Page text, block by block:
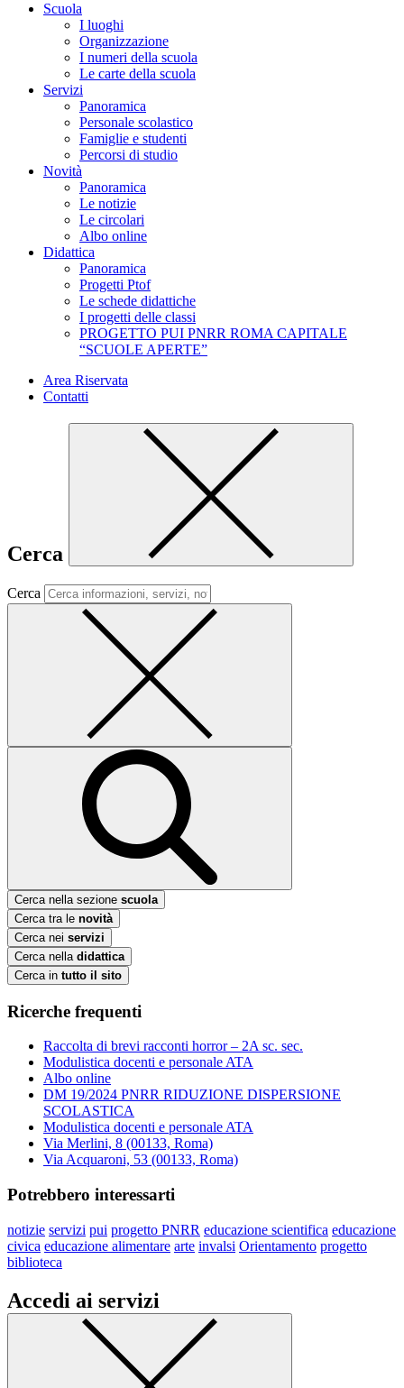
Scuola
I luoghi
Organizzazione
I numeri della scuola
Le carte della scuola
Servizi
Panoramica
Personale scolastico
Famiglie e studenti
Percorsi di studio
Novità
Panoramica
Le notizie
Le circolari
Albo online
Didattica
Panoramica
Progetti Ptof
Le schede didattiche
I progetti delle classi
PROGETTO PUI PNRR ROMA CAPITALE
“SCUOLE APERTE”
Area Riservata
Contatti
Cerca
Cerca
Cerca nella sezione scuola
Cerca tra le novità
Cerca nei servizi
Cerca nella didattica
Cerca in tutto il sito
Ricerche frequenti
Raccolta di brevi racconti horror – 2A sc. sec.
Modulistica docenti e personale ATA
Albo online
DM 19/2024 PNRR RIDUZIONE DISPERSIONE
SCOLASTICA
Modulistica docenti e personale ATA
Via Merlini, 8 (00133, Roma)
Via Acquaroni, 53 (00133, Roma)
Potrebbero interessarti
notizie servizi pui progetto PNRR educazione scientifica educazione
civica educazione alimentare arte invalsi Orientamento progetto
biblioteca
Accedi ai servizi